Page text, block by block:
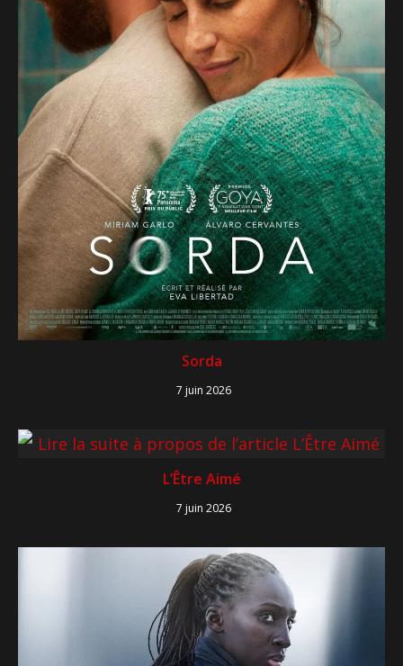
Sorda
7 juin 2026
L’Être Aimé
7 juin 2026